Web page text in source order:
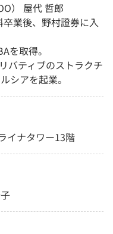
） 屋代 哲郎
業後、野村證券に入
を取得。
バティブのストラクチ
シアを起業。
イナタワー13階